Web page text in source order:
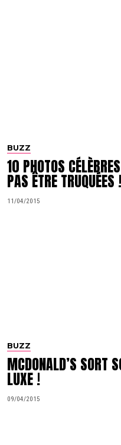
BUZZ
10 PHOTOS
PAS ÊTRE TRUQUÉES !
11/04/2015
BUZZ
MCDONALD’S SORT
LUXE !
09/04/2015